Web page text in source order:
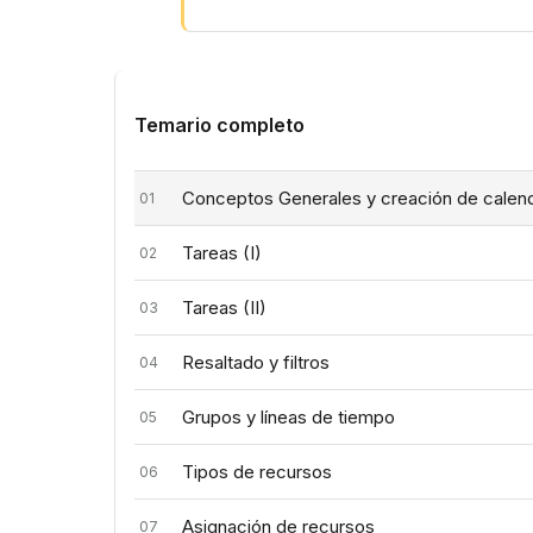
lectores
Temario completo
01 Conceptos Generales y creación de
02 Tareas (I)
03 Tareas (II)
04 Resaltado y filtros
05 Grupos y líneas de tiempo
06 Tipos de recursos
07 Asignación de recursos